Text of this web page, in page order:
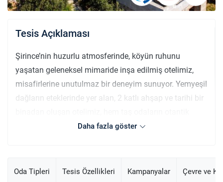
Tesis Açıklaması
Şirince’nin huzurlu atmosferinde, köyün ruhunu
yaşatan geleneksel mimaride inşa edilmiş otelimiz,
misafirlerine unutulmaz bir deneyim sunuyor. Yemyeşil
dağların eteklerinde yer alan, 2 katlı ahşap ve tarihi bir
sıcaklığını hem de modern konforu bir arada
sahiptir. Soğuk kış akşamlarında şömine başında keyif
Daha fazla göster
Oda Tipleri Tesis Özellikleri Kampanyalar Çevre ve